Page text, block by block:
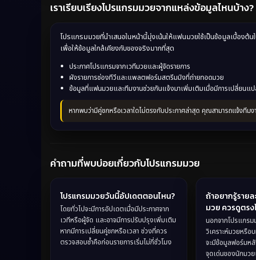
เราเรียบเรียงโปรแกรมมวยจากแหล่งข้อมูลไหนบ้าง?
โปรแกรมมวยที่นำเสนอในหน้านี้มุ่งเน้นให้แฟนมวยใช้เป็นข้อมูลเบื้องต้
เพื่อให้ข้อมูลใกล้เคียงกับของจริงมากที่สุด
ประกาศโปรแกรมจากเวทีมวยและผู้จัดรายการ
ผังรายการช่องทีวีและแพลตฟอร์มสตรีมมิงที่ถ่ายทอดมวย
ข้อมูลที่แฟนมวยและทีมงานช่วยกันแจ้งมาเพิ่มเติมเมื่อมีการเปลี่ยนแ
หากพบว่ามีคู่ชกหรือเวลาใดไม่ตรงกับประกาศล่าสุด คุณสามารถแจ้งที
คำถามที่พบบ่อยเกี่ยวกับโปรแกรมมวย
โปรแกรมมวยวันนี้อัปเดตตอนไหน?
โดยทั่วไปจะมีการอัปเดตเมื่อมีประกาศจาก
เวทีหรือผู้จัด และอาจมีการปรับปรุงเพิ่มเติม
หากมีการเปลี่ยนคู่ชกหรือเวลา ช่วงที่ควร
ตรวจสอบซ้ำคือก่อนรายการเริ่มไม่กี่ชั่วโมง
ถ้าอยากรู้ราย
มวย ควรดูตรง
นอกจากโปรแกร
วิเคราะห์มวยหรื
จะมีข้อมูลฟอร์มห
จุดเด่นของนักมว